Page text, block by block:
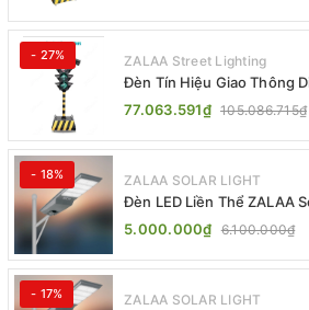
- 27% ZALAA Street Lighting
Đèn Tín Hiệu Giao Thông
Trời ZALAA ZL-409300C
77.063.591₫ 105.086.715₫
- 18% ZALAA SOLAR LIGHT
Đèn LED Liền Thể ZALAA
TG 20W 25W 30W All In
5.000.000₫ 6.100.000₫
- 17% ZALAA SOLAR LIGHT